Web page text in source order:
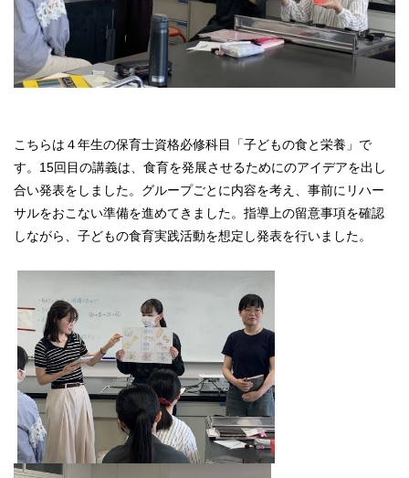
こちらは４年生の保育士資格必修科目「子どもの食と栄養」で
す。15回目の講義は、食育を発展させるためにのアイデアを出し
合い発表をしました。グループごとに内容を考え、事前にリハー
サルをおこない準備を進めてきました。指導上の留意事項を確認
しながら、子どもの食育実践活動を想定し発表を行いました。